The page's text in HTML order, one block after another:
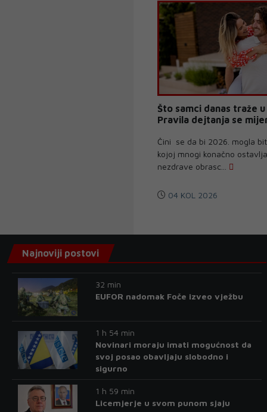
Što samci danas traže
Pravila dejtanja se
Čini se da bi 2026. mogla
kojoj mnogi konačno
nezdrave obrasc...
04 KOL 2026
Najnoviji postovi
32 min
EUFOR nadomak Foče izveo vježbu
1 h 54 min
Novinari moraju imati mogućnost da
svoj posao obavljaju slobodno i
sigurno
1 h 59 min
Licemjerje u svom punom sjaju